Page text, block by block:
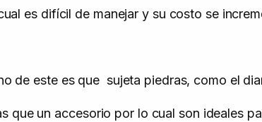
es difícil de manejar y su costo se
de este es que sujeta piedras, como el
un accesorio por lo cual son ideales